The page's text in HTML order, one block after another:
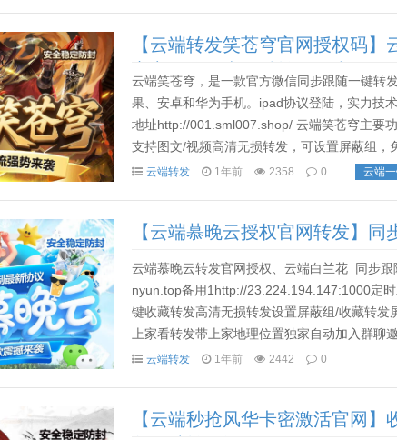
【云端转发笑苍穹官网授权码
官方微信版本一键转发同步跟随
云端笑苍穹，是一款官方微信同步跟随一键转
果、安卓和华为手机。ipad协议登陆，实力技
地址http://001.sml007.shop/ 云端笑苍穹主要
支持图文/视频高清无损转发，可设置屏蔽组
随转发朋友圈可设置自动同步跟随转发朋友圈
云端转发 1年前 2358 0 云端
【云端慕晚云授权官网转发】
云端慕晚云转发官网授权、云端白兰花_同步
nyun.top备用1http://23.224.194.147:1000定
键收藏转发高清无损转发设置屏蔽组/收藏转
上家看转发带上家地理位置独家自动加入群
跟随可设置屏蔽组...
云端转发 1年前 2442 0
【云端秒抢风华卡密激活官网